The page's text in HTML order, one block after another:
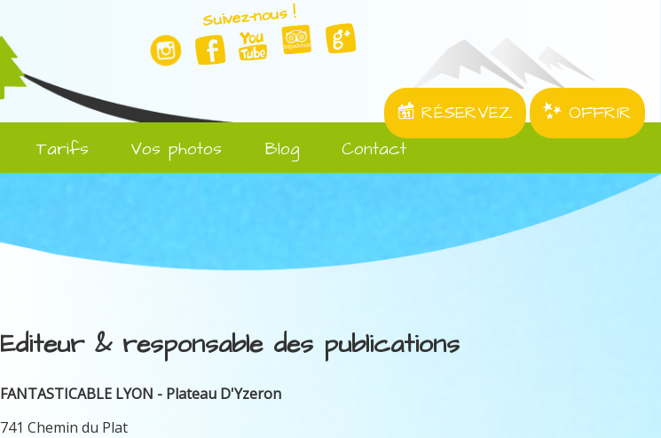
Suivez-nous !
RÉSERVEZ
OFFRIR
Tarifs Vos photos Blog Contact
Editeur & responsable des publications
FANTASTICABLE LYON - Plateau D'Yzeron
741 Chemin du Plat